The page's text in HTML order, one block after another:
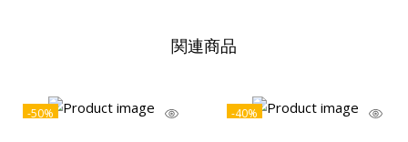
関連商品
-50% -40%